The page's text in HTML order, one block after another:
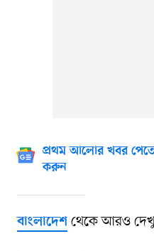
প্রথম আলোর খবর
করুন
বাংলাদেশথেকে আরও